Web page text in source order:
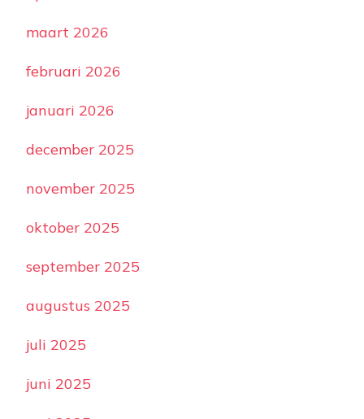
maart 2026
februari 2026
januari 2026
december 2025
november 2025
oktober 2025
september 2025
augustus 2025
juli 2025
juni 2025